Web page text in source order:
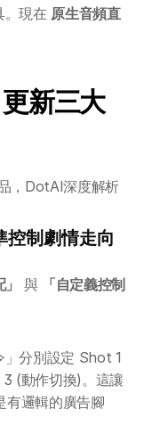
。現在 原生音頻直
更新三大
，DotAI深度解析
控制劇情走向
與
「自定義控制
」分別設定 Shot 1
(動作切換)。這讓
有邏輯的廣告腳